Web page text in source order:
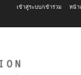
เข้าสู่ระบบ/เข้าร่วม หน้า